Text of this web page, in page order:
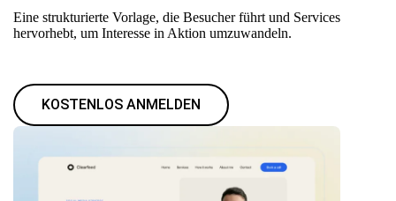
Eine strukturierte Vorlage, die Besucher führt und Services
hervorhebt, um Interesse in Aktion umzuwandeln.
KOSTENLOS ANMELDEN